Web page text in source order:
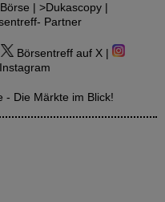
| >Dukascopy |
Partner
Börsentreff auf X |
- Die Märkte im Blick!